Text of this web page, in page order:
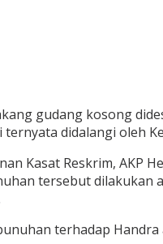
gudang kosong
didalangi oleh
Kasat Reskrim, AKP
tersebut dilakukan
terhadap